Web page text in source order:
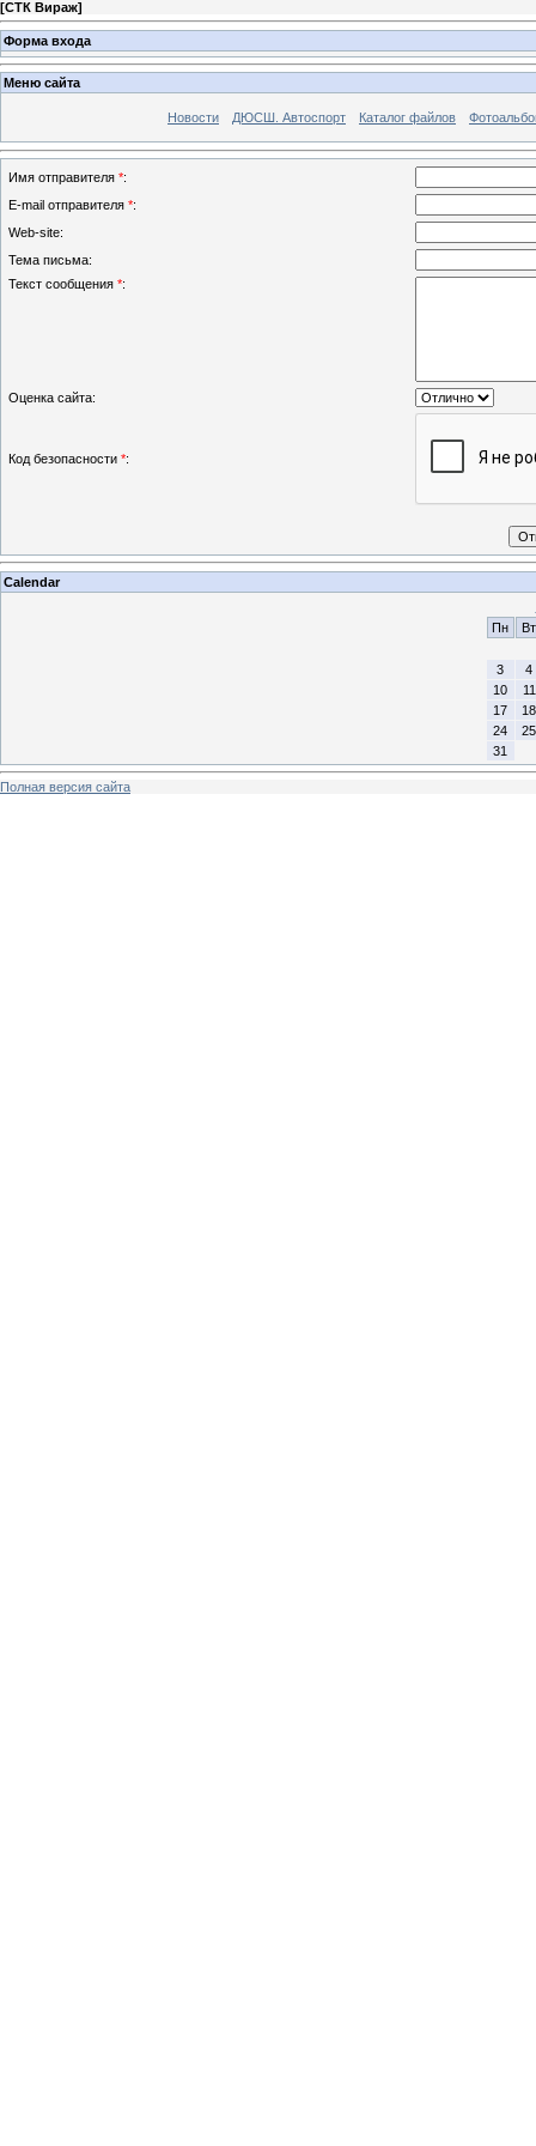
[СТК Вираж]
Форма входа
Меню сайта
Новости ДЮСШ. Автоспорт Каталог файлов
Имя отправителя *:
E-mail отправителя *:
Web-site:
Тема письма:
Текст сообщения *:
Оценка сайта:
Код безопасности *:
Calendar
Пн
Вт
3
4
10
11
17
18
24
25
31
Полная версия сайта